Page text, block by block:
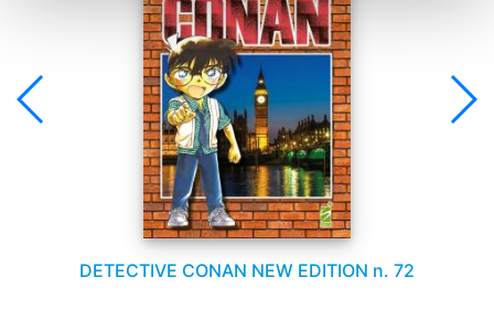
DETECTIVE CONAN NEW EDITION n. 72